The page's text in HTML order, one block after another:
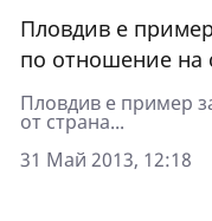
Пловдив е
по отношение на
Пловдив е пример
от страна...
31 Май 2013, 12:18